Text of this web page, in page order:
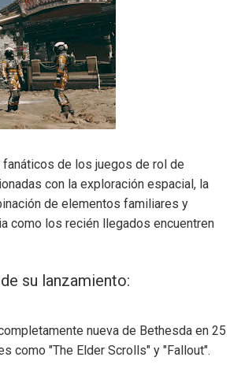
de los juegos de rol de
con la exploración espacial, la
de elementos familiares y
como los recién llegados encuentren
su lanzamiento:
nueva de Bethesda en 25
como "The Elder Scrolls" y "Fallout".